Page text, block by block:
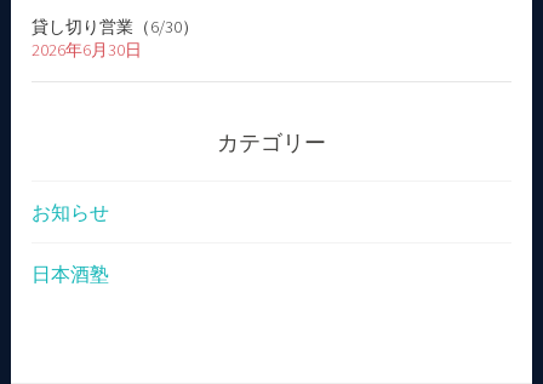
貸し切り営業（6/30）
2026年6月30日
カテゴリー
お知らせ
日本酒塾